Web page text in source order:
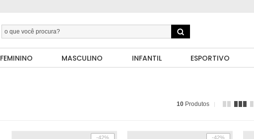
FEMININO MASCULINO INFANTIL ESPORTIVO
10 Produtos
-42% -42%